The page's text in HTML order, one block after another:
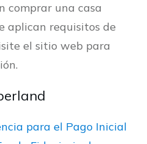
comprar una casa
aplican requisitos de
el sitio web para
para el Pago Inicial